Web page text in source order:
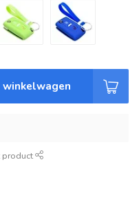
winkelwagen
product